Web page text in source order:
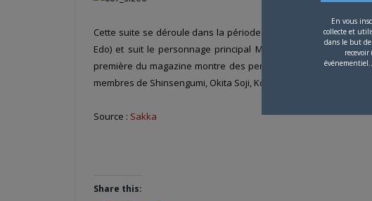
Cette suite se déroule dans la période Bakumatsu au 19ème
Edo) et suit le personnage principal Manji, immortel, qui
première du magazine montre des personnalités historiques
membres de Shinsengumi, Okita Soji, Kondô Isami ou Hijikata
Source : Sakka
Share this:
En vous
collecte et
dans le but de